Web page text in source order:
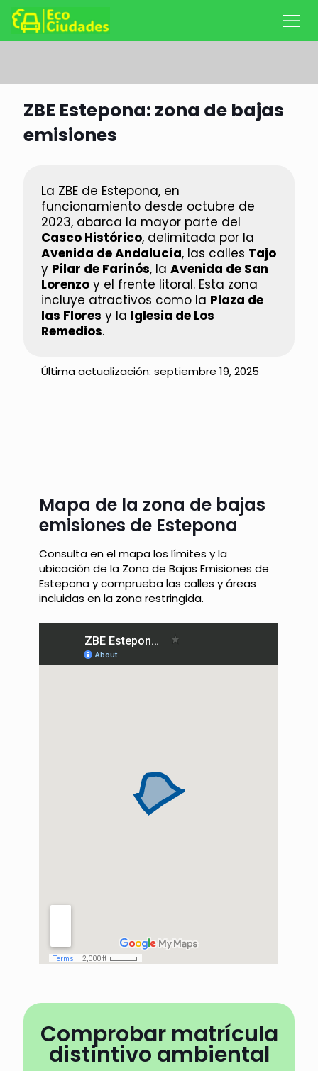
ZBE Estepona: zona de bajas
emisiones
La ZBE de Estepona, en
funcionamiento desde octubre de
2023, abarca la mayor parte del
Casco Histórico, delimitada por la
Avenida de Andalucía, las calles Tajo
y Pilar de Farinós, la Avenida de San
Lorenzo y el frente litoral. Esta zona
incluye atractivos como la Plaza de
las Flores y la Iglesia de Los
Remedios.
Última actualización: septiembre 19, 2025
Mapa de la zona de bajas
emisiones de Estepona
Consulta en el mapa los límites y la
ubicación de la Zona de Bajas Emisiones de
Estepona y comprueba las calles y áreas
incluidas en la zona restringida.
Comprobar matrícula
distintivo ambiental